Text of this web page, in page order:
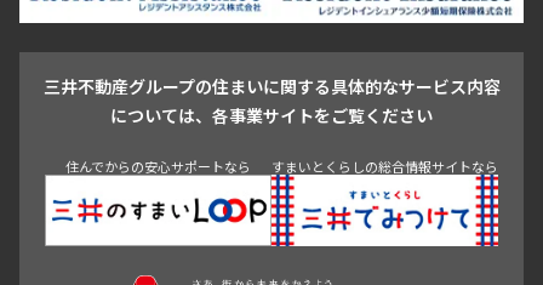
駒沢・用賀・二子玉川
成城・砧
池袋・板橋・王子
青山 渋谷 東京・大手町 新宿 品川
目黒・中目黒
三井不動産グループの住まいに関する具体的なサービス内容
については、各事業サイトをご覧ください
住んでからの安心サポートなら すまいとくらしの総合情報サイトなら